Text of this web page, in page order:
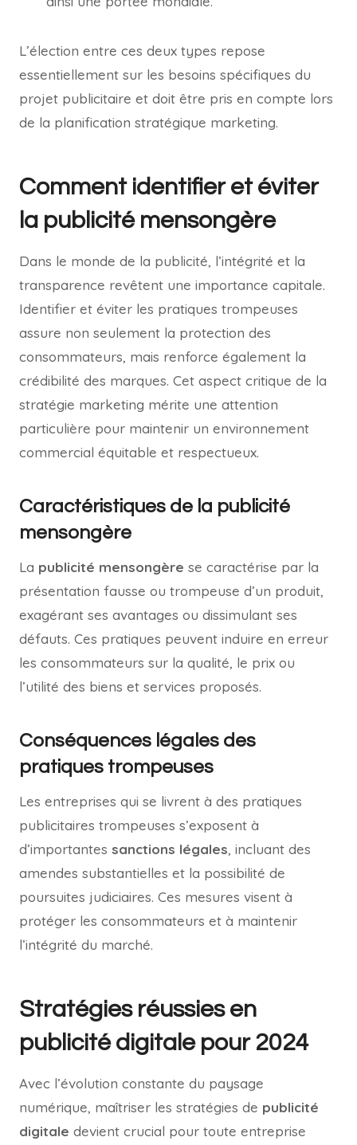
L’élection entre ces deux types repose
essentiellement sur les besoins spécifiques du
projet publicitaire et doit être pris en compte lors
de la planification stratégique marketing.
Comment identifier et éviter
la publicité mensongère
Dans le monde de la publicité, l’intégrité et la
transparence revêtent une importance capitale.
Identifier et éviter les pratiques trompeuses
assure non seulement la protection des
consommateurs, mais renforce également la
crédibilité des marques. Cet aspect critique de la
stratégie marketing mérite une attention
particulière pour maintenir un environnement
commercial équitable et respectueux.
Caractéristiques de la publicité
mensongère
La publicité mensongère se caractérise par la
présentation fausse ou trompeuse d’un produit,
exagérant ses avantages ou dissimulant ses
défauts. Ces pratiques peuvent induire en erreur
les consommateurs sur la qualité, le prix ou
l’utilité des biens et services proposés.
Conséquences légales des
pratiques trompeuses
Les entreprises qui se livrent à des pratiques
publicitaires trompeuses s’exposent à
d’importantes sanctions légales, incluant des
amendes substantielles et la possibilité de
poursuites judiciaires. Ces mesures visent à
protéger les consommateurs et à maintenir
l’intégrité du marché.
Stratégies réussies en
publicité digitale pour 2024
Avec l’évolution constante du paysage
numérique, maîtriser les stratégies de publicité
digitale devient crucial pour toute entreprise